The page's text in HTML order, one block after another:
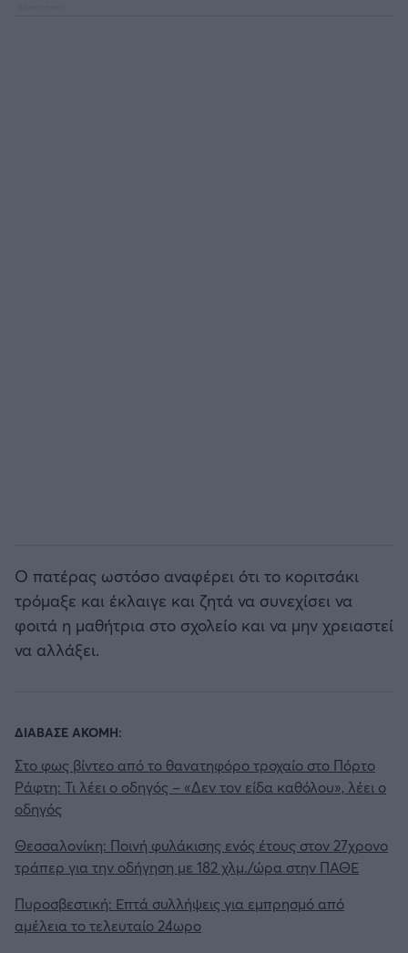
Ο πατέρας ωστόσο αναφέρει ότι το κοριτσάκι
τρόμαξε και έκλαιγε και ζητά να συνεχίσει να
φοιτά η μαθήτρια στο σχολείο και να μην χρειαστεί
να αλλάξει.
ΔΙΑΒΑΣΕ ΑΚΟΜΗ:
Στο φως βίντεο από το θανατηφόρο τροχαίο στο Πόρτο
Ράφτη: Τι λέει ο οδηγός – «Δεν τον είδα καθόλου», λέει ο
οδηγός
Θεσσαλονίκη: Ποινή φυλάκισης ενός έτους στον 27χρονο
τράπερ για την οδήγηση με 182 χλμ./ώρα στην ΠΑΘΕ
Πυροσβεστική: Επτά συλλήψεις για εμπρησμό από
αμέλεια το τελευταίο 24ωρο